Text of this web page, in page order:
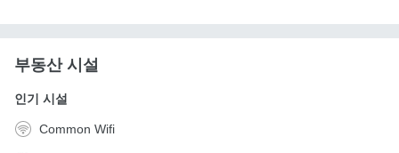
부동산 시설
인기 시설
Common Wifi